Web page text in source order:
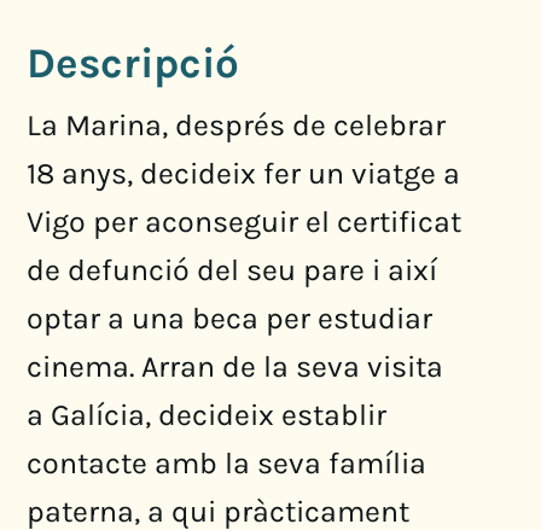
Descripció
La Marina, després de celebrar
18 anys, decideix fer un viatge a
Vigo per aconseguir el certificat
de defunció del seu pare i així
optar a una beca per estudiar
cinema. Arran de la seva visita
a Galícia, decideix establir
contacte amb la seva família
paterna, a qui pràcticament